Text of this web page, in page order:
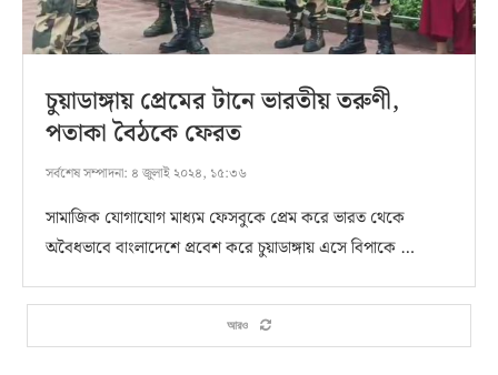
চুয়াডাঙ্গায় প্রেমের টানে ভারতীয় তরুণী,
পতাকা বৈঠকে ফেরত
সর্বশেষ সম্পাদনা: ৪ জুলাই ২০২৪, ১৫:৩৬
সামাজিক যোগাযোগ মাধ্যম ফেসবুকে প্রেম করে ভারত থেকে
অবৈধভাবে বাংলাদেশে প্রবেশ করে চুয়াডাঙ্গায় এসে বিপাকে …
আরও